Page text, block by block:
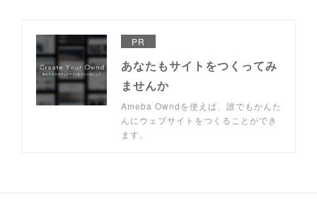
PR
あなたもサイトをつくってみ
ませんか
Ameba Owndを使えば、誰でもかんた
んにウェブサイトをつくることができ
ます。